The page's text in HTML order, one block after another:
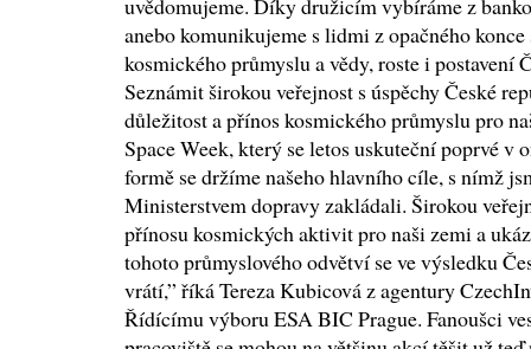
uvědomujeme. Díky družicím vybíráme z
anebo komunikujeme s lidmi z opačného
kosmického průmyslu a vědy, roste i postavení
Seznámit širokou veřejnost s úspěchy České
důležitost a přínos kosmického průmyslu pro
Space Week, který se letos uskuteční poprvé v
formě se držíme našeho hlavního cíle, s nímž
Ministerstvem dopravy zakládali. Širokou
přínosu kosmických aktivit pro naši zemi a
tohoto průmyslového odvětví se ve výsledku
vrátí,” říká Tereza Kubicová z agentury
Řídícímu výboru ESA BIC Prague. Fanoušci